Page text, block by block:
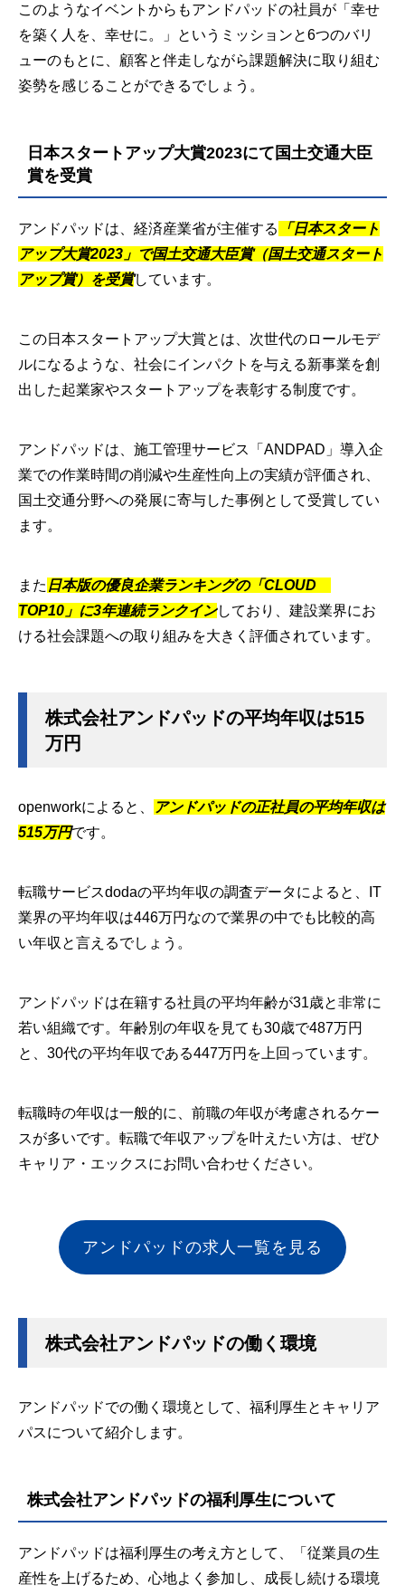
このようなイベントからもアンドパッドの社員が「幸せ
を築く人を、幸せに。」というミッションと6つのバリ
ューのもとに、顧客と伴走しながら課題解決に取り組む
姿勢を感じることができるでしょう。
日本スタートアップ大賞2023にて国土交通大臣
賞を受賞
アンドパッドは、経済産業省が主催する
「日本スタート
アップ大賞2023」で国土交通大臣賞（国土交通スタート
アップ賞）を受賞しています。
この日本スタートアップ大賞とは、次世代のロールモデ
ルになるような、社会にインパクトを与える新事業を創
出した起業家やスタートアップを表彰する制度です。
アンドパッドは、施工管理サービス「ANDPAD」導入企
業での作業時間の削減や生産性向上の実績が評価され、
国土交通分野への発展に寄与した事例として受賞してい
ます。
また 日本版の優良企業ランキングの「CLOUD
TOP10」に3年連続ランクインしており、建設業界にお
ける社会課題への取り組みを大きく評価されています。
株式会社アンドパッドの平均年収は515
万円
openworkによると、
アンドパッドの正社員の平均年収は
515万円です。
転職サービスdodaの平均年収の調査データによると、IT
業界の平均年収は446万円なので業界の中でも比較的高
い年収と言えるでしょう。
アンドパッドは在籍する社員の平均年齢が31歳と非常に
若い組織です。年齢別の年収を見ても30歳で487万円
と、30代の平均年収である447万円を上回っています。
転職時の年収は一般的に、前職の年収が考慮されるケー
スが多いです。転職で年収アップを叶えたい方は、ぜひ
キャリア・エックスにお問い合わせください。
アンドパッドの求人一覧を見る
株式会社アンドパッドの働く環境
アンドパッドでの働く環境として、福利厚生とキャリア
パスについて紹介します。
株式会社アンドパッドの福利厚生について
アンドパッドは福利厚生の考え方として、「従業員の生
産性を上げるため、心地よく参加し、成長し続ける環境